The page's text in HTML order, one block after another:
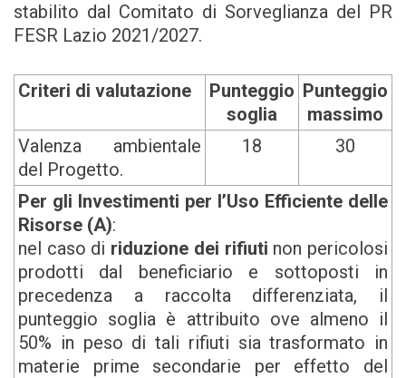
stabilito dal Comitato di Sorveglianza del PR
FESR Lazio 2021/2027.
Criteri di valutazione
Punteggio
soglia
Punteggio
massimo
Valenza ambientale
del Progetto.
18 30
Per gli Investimenti per l’Uso Efficiente delle
Risorse (A):
nel caso di riduzione dei rifiuti non pericolosi
prodotti dal beneficiario e sottoposti in
precedenza a raccolta differenziata, il
punteggio soglia è attribuito ove almeno il
50% in peso di tali rifiuti sia trasformato in
materie prime secondarie per effetto del